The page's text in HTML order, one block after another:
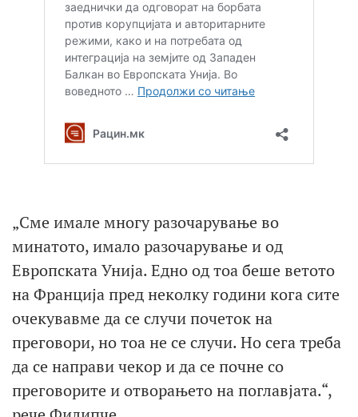
„Сме имале многу разочарување во
минатото, имало разочарување и од
Европската Унија. Едно од тоа беше ветото
на Франција пред неколку години кога сите
очекувавме да се случи почеток на
преговори, но тоа не се случи. Но сега треба
да се направи чекор и да се почне со
преговорите и отворањето на поглавјата.“,